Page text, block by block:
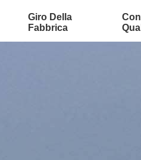
Giro Della
Fabbrica